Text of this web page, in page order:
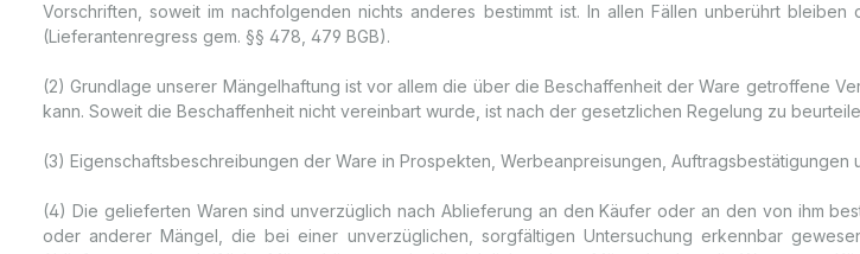
Vorschriften, soweit im nachfolgenden nichts anderes bestimmt ist. In allen Fällen unberührt
(Lieferantenregress gem. §§ 478, 479 BGB).
(2) Grundlage unserer Mängelhaftung ist vor allem die über die Beschaffenheit der Ware getroffene
kann. Soweit die Beschaffenheit nicht vereinbart wurde, ist nach der gesetzlichen Regelung zu
(3) Eigenschaftsbeschreibungen der Ware in Prospekten, Werbeanpreisungen, Auftragsbestätigungen
(4) Die gelieferten Waren sind unverzüglich nach Ablieferung an den Käufer oder an den von ihm
oder anderer Mängel, die bei einer unverzüglichen, sorgfältigen Untersuchung erkennbar